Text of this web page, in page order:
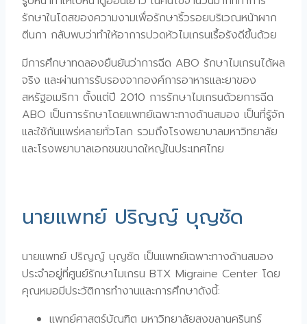
รักษาในโดสของความงามเพื่อรักษาริ้วรอยบริเวณหน้าผาก
ตีนกา กลับพบว่าทำให้อาการปวดหัวไมเกรนเรื้อรังดีขึ้นด้วย
มีการศึกษาทดลองยืนยันว่าการฉีด ABO รักษาไมเกรนได้ผล
จริง และผ่านการรับรองจากองค์การอาหารและยาของ
สหรัฐอเมริกา ตั้งแต่ปี 2010 การรักษาไมเกรนด้วยการฉีด
ABO เป็นการรักษาโดยแพทย์เฉพาะทางด้านสมอง เป็นที่รู้จัก
และใช้กันแพร่หลายทั่วโลก รวมถึงโรงพยาบาลมหาวิทยาลัย
และโรงพยาบาลเอกชนขนาดใหญ่ในประเทศไทย
นายแพทย์ ปริญญ์ บุญชัด
นายแพทย์ ปริญญ์ บุญชัด เป็นแพทย์เฉพาะทางด้านสมอง
ประจำอยู่ที่ศูนย์รักษาไมเกรน BTX Migraine Center โดย
คุณหมอมีประวัติการทำงานและการศึกษาดังนี้:
แพทย์ศาสตร์บัณฑิต มหาวิทยาลัยสงขลานครินทร์